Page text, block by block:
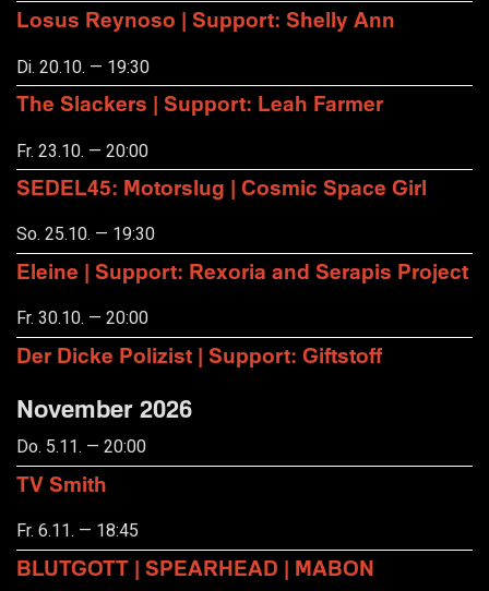
Losus Reynoso | Support: Shelly Ann
Di. 20.10. — 19:30
The Slackers | Support: Leah Farmer
Fr. 23.10. — 20:00
SEDEL45: Motorslug | Cosmic Space Girl
So. 25.10. — 19:30
Eleine | Support: Rexoria and Serapis Project
Fr. 30.10. — 20:00
Der Dicke Polizist | Support: Giftstoff
November 2026
Do. 5.11. — 20:00
TV Smith
Fr. 6.11. — 18:45
BLUTGOTT | SPEARHEAD | MABON